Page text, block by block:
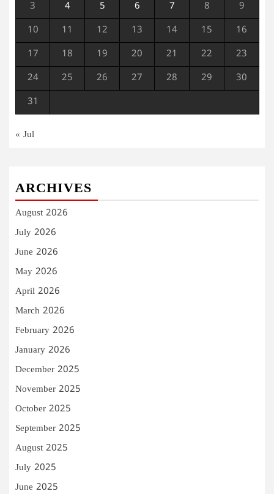
3 4 5 6 7 8 9
10 11 12 13 14 15 16
17 18 19 20 21 22 23
24 25 26 27 28 29 30
31
« Jul
ARCHIVES
August 2026
July 2026
June 2026
May 2026
April 2026
March 2026
February 2026
January 2026
December 2025
November 2025
October 2025
September 2025
August 2025
July 2025
June 2025